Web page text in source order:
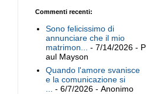
Commenti recenti:
Sono felicissimo di
annunciare che il mio
matrimon...
- 7/14/2026- P
aul Mayson
Quando l'amore svanisce
e la comunicazione si
- 6/7/2026- Anonimo